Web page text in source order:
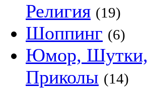
Религия (19)
Шоппинг (6)
Юмор, Шутки,
Приколы (14)